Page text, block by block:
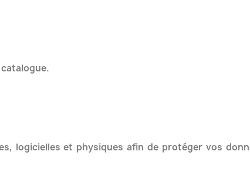
catalogue.
logicielles et physiques afin de protéger vos